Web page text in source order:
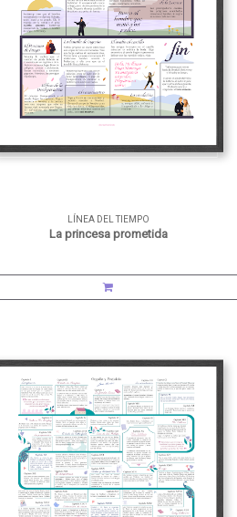
LÍNEA DEL TIEMPO
La princesa prometida